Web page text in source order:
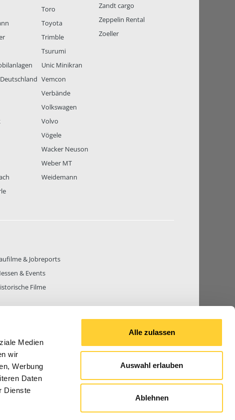
Medien
wir
Werbung
Daten
Dienste
Alle zulassen
Auswahl erlauben
Ablehnen
Deutschland
Toro
Toyota
Trimble
Tsurumi
Unic Minikran
Vemcon
Verbände
Volkswagen
Volvo
Vögele
Wacker Neuson
Weber MT
Weidemann
Zandt cargo
Zeppelin Rental
Zoeller
& Jobreports
& Events
Filme
THEMEN BEITRÄGE GESAMT842.644
© 2026 Bauforum24.biz